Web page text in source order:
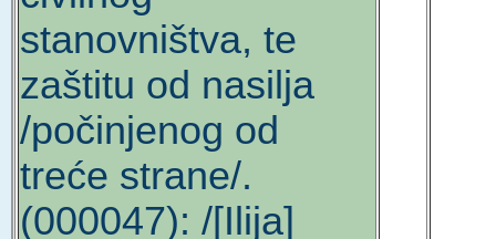
stanovništva, te
zaštitu od nasilja
/počinjenog od
treće strane/.
(000047): /[Ilija]